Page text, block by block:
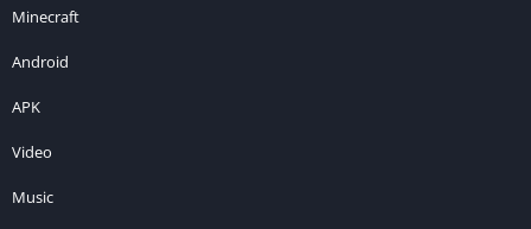
Minecraft
Android
APK
Video
Music